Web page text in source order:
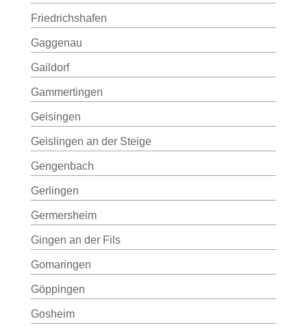
Friedrichshafen
Gaggenau
Gaildorf
Gammertingen
Geisingen
Geislingen an der Steige
Gengenbach
Gerlingen
Germersheim
Gingen an der Fils
Gomaringen
Göppingen
Gosheim